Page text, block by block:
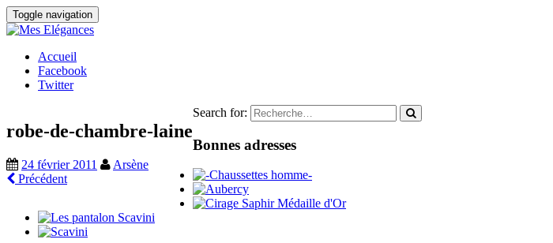
Toggle navigation
Accueil
Facebook
Twitter
robe-de-chambre-laine
24 février 2011
Arsène
Précédent
Search for:
Bonnes adresses